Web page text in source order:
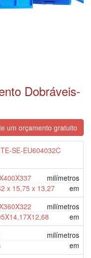
Dobráveis-
um orçamento gratuito
SE-EU604032C
milímetros
x 15,75 x 13,27
em
milímetros
em
milímetros
em